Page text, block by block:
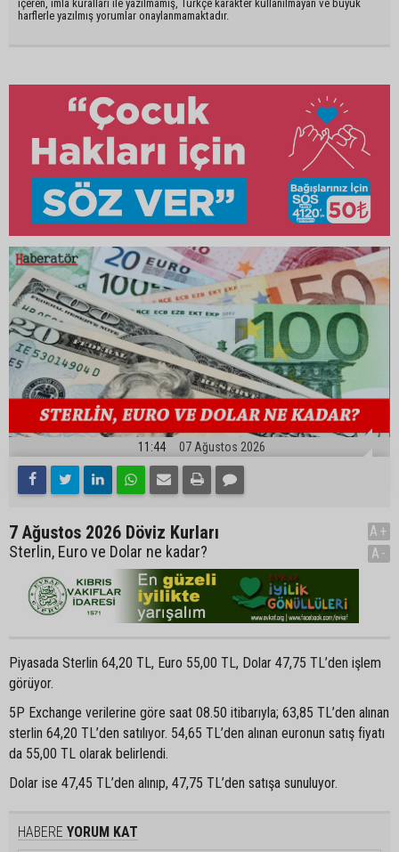
içeren, imla kuralları ile yazılmamış, Türkçe karakter kullanılmayan ve büyük
harflerle yazılmış yorumlar onaylanmamaktadır.
11:44 07 Ağustos 2026
7 Ağustos 2026 Döviz Kurları
Sterlin, Euro ve Dolar ne kadar?
A+
A-
Piyasada Sterlin 64,20 TL, Euro 55,00 TL, Dolar 47,75 TL’den işlem
görüyor.
5P Exchange verilerine göre saat 08.50 itibarıyla; 63,85 TL’den alınan
sterlin 64,20 TL’den satılıyor. 54,65 TL’den alınan euronun satış fiyatı
da 55,00 TL olarak belirlendi.
Dolar ise 47,45 TL’den alınıp, 47,75 TL’den satışa sunuluyor.
HABERE YORUM KAT